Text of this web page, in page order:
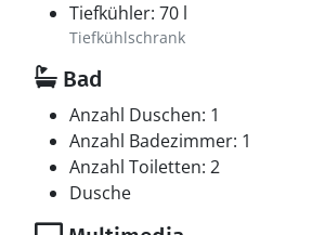
Tiefkühler: 70 l
Tiefkühlschrank
Bad
Anzahl Duschen: 1
Anzahl Badezimmer: 1
Anzahl Toiletten: 2
Dusche